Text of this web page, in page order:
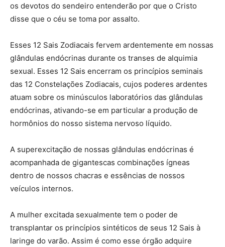
os devotos do sendeiro entenderão por que o Cristo
disse que o céu se toma por assalto.
Esses 12 Sais Zodiacais fervem ardentemente em nossas
glândulas endócrinas durante os transes de alquimia
sexual. Esses 12 Sais encerram os princípios seminais
das 12 Constelações Zodiacais, cujos poderes ardentes
atuam sobre os minúsculos laboratórios das glândulas
endócrinas, ativando-se em particular a produção de
hormônios do nosso sistema nervoso líquido.
A superexcitação de nossas glândulas endócrinas é
acompanhada de gigantescas combinações ígneas
dentro de nossos chacras e essências de nossos
veículos internos.
A mulher excitada sexualmente tem o poder de
transplantar os princípios sintéticos de seus 12 Sais à
laringe do varão. Assim é como esse órgão adquire